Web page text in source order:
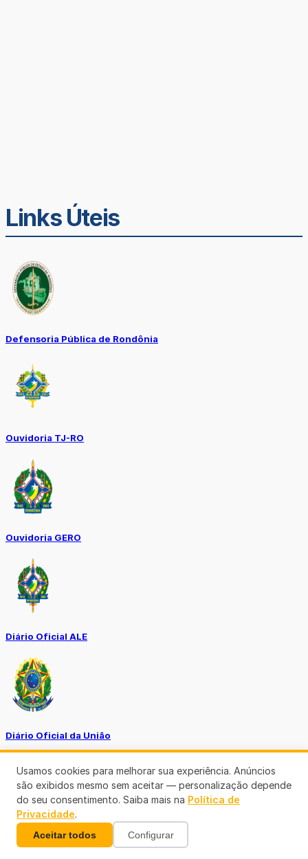
Links Úteis
Defensoria Pública de Rondônia
Ouvidoria TJ-RO
Ouvidoria GERO
Diário Oficial ALE
Diário Oficial da União
Ouvidoria MP-RO
Usamos cookies para melhorar sua experiência. Anúncios
são exibidos mesmo sem aceitar — personalização depende
do seu consentimento. Saiba mais na Política de
Privacidade.
Aceitar todos Configurar